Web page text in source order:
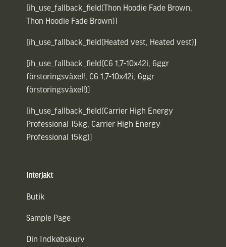
[ih_use_fallback_field(Thon Hoodie Fade Brown,
Thon Hoodie Fade Brown)]
[ih_use_fallback_field(Heated vest, Heated vest)]
[ih_use_fallback_field(C6 1,7-10x42i, 6ggr
förstoringsväxel!, C6 1,7-10x42i, 6ggr
förstoringsväxel!)]
[ih_use_fallback_field(Carrier High Energy
Professional 15kg, Carrier High Energy
Professional 15kg)]
Interjakt
Butik
Sample Page
Din Indkøbskurv